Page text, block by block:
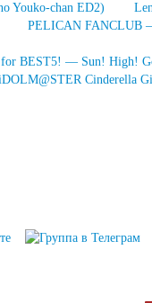
Youko-chan ED2)
PELICAN FANCLUB
BEST5! — Sun! High!
Cinderella